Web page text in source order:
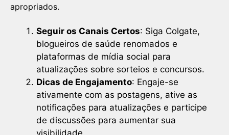
apropriados.
Seguir os Canais Certos: Siga Colgate,
blogueiros de saúde renomados e
plataformas de mídia social para
atualizações sobre sorteios e concursos.
Dicas de Engajamento: Engaje-se
ativamente com as postagens, ative as
notificações para atualizações e participe
de discussões para aumentar sua
visibilidade.